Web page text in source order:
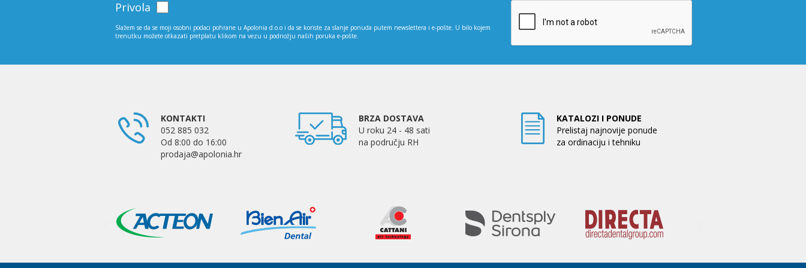
Privola
Slažem se da se moji osobni podaci pohrane u Apolonia d.o.o i da se koriste za slanje ponuda putem newslettera i e-pošte. U bilo kojem
trenutku možete otkazati pretplatu klikom na vezu u podnožju naših poruka e-pošte.
KONTAKTI
052 885 032
Od 8:00 do 16:00
prodaja@apolonia.hr
BRZA DOSTAVA
U roku 24 - 48 sati
na području RH
KATALOZI I PONUDE
Prelistaj najnovije ponude
za ordinaciju i tehniku